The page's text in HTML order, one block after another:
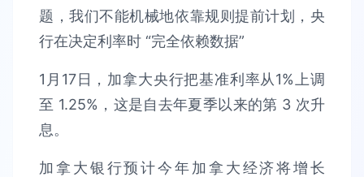
题，我们不能机械地依靠规则提前计划，央
行在决定利率时 “完全依赖数据”
1月17日，加拿大央行把基准利率从1%上调
至 1.25%，这是自去年夏季以来的第 3 次升
息。
加拿大银行预计今年加拿大经济将增长